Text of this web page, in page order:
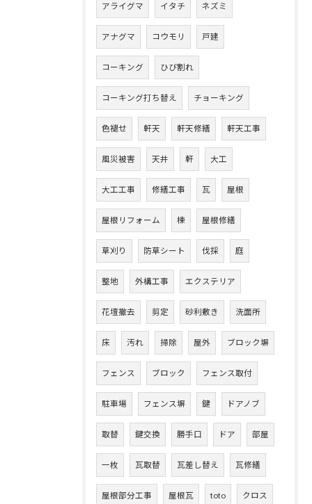
アライグマ イタチ ネズミ
アナグマ コウモリ 戸建
コーキング ひび割れ
コーキング打ち替え チョーキング
色褪せ 軒天 軒天修繕 軒天工事
風災被害 天井 軒 大工
大工工事 修繕工事 瓦 屋根
屋根リフォーム 棟 屋根修繕
草刈り 防草シート 伐採 庭
整地 外構工事 エクステリア
花壇撤去 剪定 砂利敷き 洗面所
床 汚れ 掃除 屋外 ブロック塀
フェンス ブロック フェンス取付
駐車場 フェンス塀 鍵 ドアノブ
取替 鍵交換 勝手口 ドア 部屋
一枚 瓦取替 瓦差し替え 瓦修繕
屋根部分工事 屋根瓦 toto クロス